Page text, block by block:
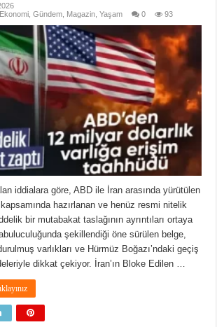
Ekonomi ,Gündem Magazin ,Yaşam 0 93
iddialara göre, ABD ile İran arasında yürütülen
hazırlanan ve henüz resmi nitelik
bir mutabakat taslağının ayrıntıları ortaya
şekillendiği öne sürülen belge,
varlıkları ve Hürmüz Boğazı’ndaki geçiş
dikkat çekiyor. İran’ın Bloke Edilen …